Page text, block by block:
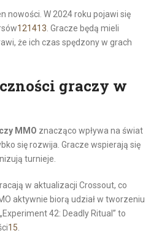
nowości. W 2024 roku pojawi się
121413 . Gracze będą mieli
że ich czas spędzony w grach
graczy w
MMO znacząco wpływa na świat
się rozwija. Gracze wspierają się
turnieje.
w aktualizacji Crossout, co
aktywnie biorą udział w tworzeniu
42: Deadly Ritual” to
15